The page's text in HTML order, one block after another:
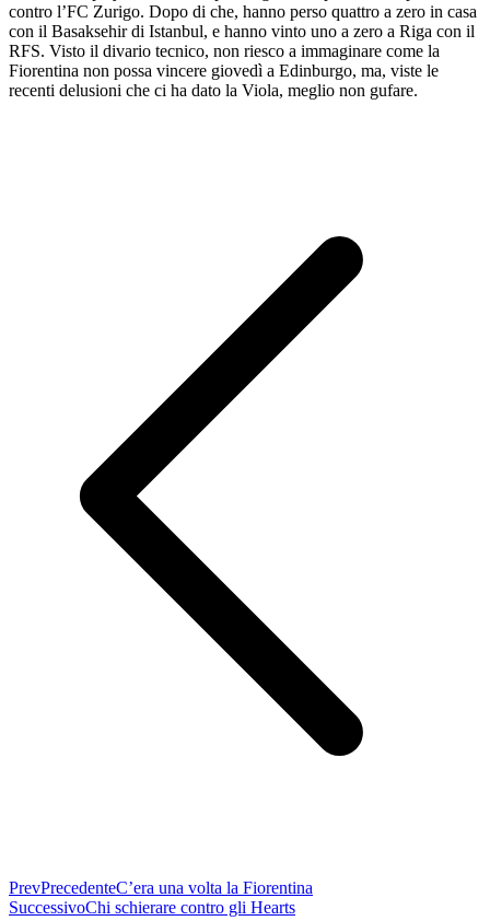
contro l’FC Zurigo. Dopo di che, hanno perso quattro a zero in casa
con il Basaksehir di Istanbul, e hanno vinto uno a zero a Riga con il
RFS. Visto il divario tecnico, non riesco a immaginare come la
Fiorentina non possa vincere giovedì a Edinburgo, ma, viste le
recenti delusioni che ci ha dato la Viola, meglio non gufare.
PrevPrecedenteC’era una volta la Fiorentina
SuccessivoChi schierare contro gli Hearts